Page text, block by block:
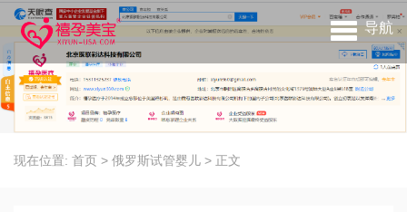
导航
现在位置: 首页 > 俄罗斯试管婴儿 > 正文